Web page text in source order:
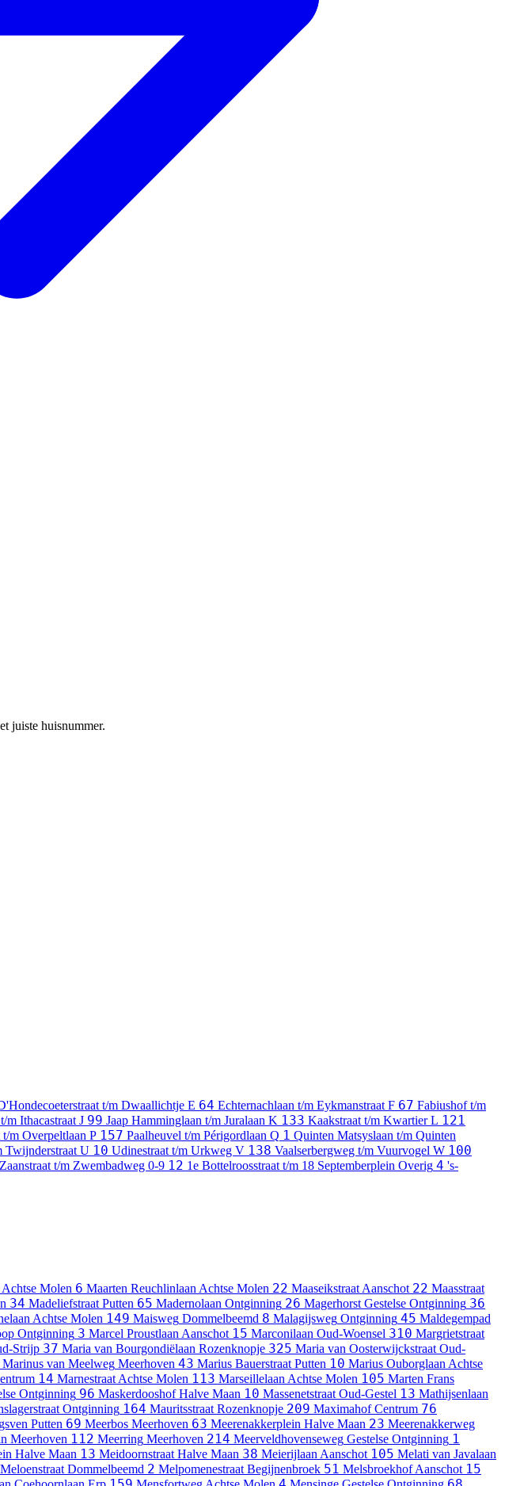
juiste huisnummer.
t/m Dwaallichtje E 64 Echternachlaan t/m Eykmanstraat F 67 Fabiushof t/m
m Ithacastraat J 99 Jaap Hamminglaan t/m Juralaan K 133 Kaakstraat t/m KwartierL 121
t/m Overpeltlaan P 157 Paalheuvel t/m Périgordlaan Q 1 Quinten Matsyslaan t/m Quinten
Twijnderstraat U 10 Udinestraat t/m Urkweg V 138 Vaalserbergweg t/m Vuurvogel W 100
Zaanstraat t/m Zwembadweg 0-9 12 1e Bottelroosstraat t/m 18 Septemberplein Overig 4 's-
Achtse Molen 6 Maarten ReuchlinlaanAchtse Molen 22 MaaseikstraatAanschot 22 Maasstraat
34 Madeliefstraat Putten 65 Madernolaan Ontginning 26 Magerhorst Gestelse Ontginning 36
Achtse Molen 149 Maisweg Dommelbeemd 8 Malagijsweg Ontginning 45 Maldegempad
Ontginning 3 Marcel ProustlaanAanschot 15 Marconilaan Oud-Woensel 310 Margrietstraat
Strijp 37 Maria van Bourgondiëlaan Rozenknopje 325 Maria van Oosterwijckstraat Oud-
Marinus van Meelweg Meerhoven 43 Marius Bauerstraat Putten 10 Marius OuborglaanAchtse
14 MarnestraatAchtse Molen 113 MarseillelaanAchtse Molen 105 Marten Frans
Ontginning 96 Maskerdooshof Halve Maan 10 Massenetstraat Oud-Gestel 13 Mathijsenlaan
Ontginning 164 Mauritsstraat Rozenknopje 209 Maximahof Centrum 76
Putten 69 Meerbos Meerhoven 63 Meerenakkerplein Halve Maan 23 Meerenakkerweg
Meerhoven 112 Meerring Meerhoven 214 Meerveldhovenseweg Gestelse Ontginning 1
Halve Maan 13 Meidoornstraat Halve Maan 38 MeierijlaanAanschot 105 Melati van Javalaan
Meloenstraat Dommelbeemd 2 Melpomenestraat Begijnenbroek 51 MelsbroekhofAanschot 15